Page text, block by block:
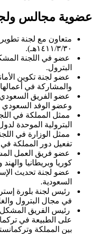
عضوية مجالس
١٤١١/٣/٣٠هـ).
عضو في اللجنة
البترول.
عضو لجنة تكوين
والمشاركة في
عضو الفريق السعودي
وعضو الوفد السعودي
ممثل المملكة في
البترولية الموحدة
ممثل الوزارة في
تفعيل دور المملكة في
عضو فريق العمل
كوريا وبريطانيا
عضو لجنة تحديث
السعودية.
رئيس لجنة بلورة
في مجال البترول
رئيس الفريق المشكل
على الطبيعة في
بين المملكة